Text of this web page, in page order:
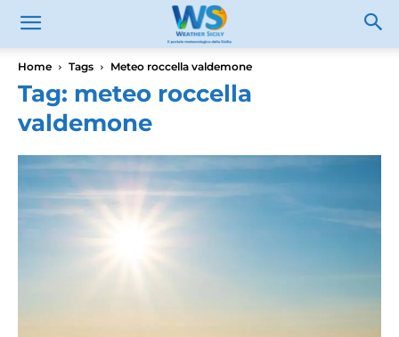
Home Tags Meteo roccella valdemone
Tag: meteo roccella
valdemone